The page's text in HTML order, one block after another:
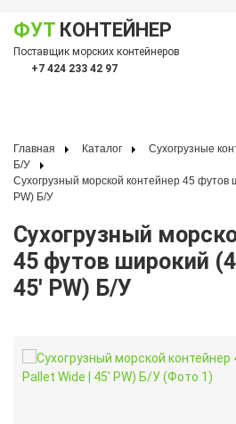
ФУТ КОНТЕЙНЕР
Поставщик морских контейнеров
+7 424 233 42 97
Главная Каталог Сухогрузные
Б/У
Сухогрузный морской контейнер 45 футов широкий (45′ Pallet Wide | 45′
PW) Б/У
Сухогрузный морской контейнер
45 футов широкий
45′ PW) Б/У
меню